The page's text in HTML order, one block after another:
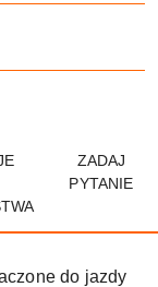
ZADAJ
PYTANIE
do jazdy